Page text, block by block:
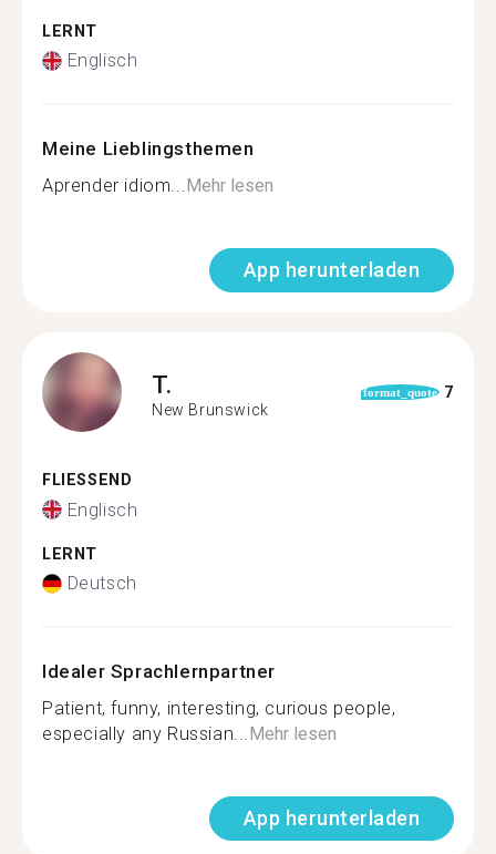
LERNT
Englisch
Meine Lieblingsthemen
Aprender idiom...Mehr lesen
App herunterladen
T.
New Brunswick
format_quote 7
FLIESSEND
Englisch
LERNT
Deutsch
Idealer Sprachlernpartner
Patient, funny, interesting, curious people,
especially any Russian...Mehr lesen
App herunterladen